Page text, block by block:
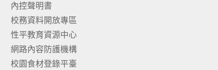
內控聲明書
校務資料開放專區
性平教育資源中心
網路內容防護機構
校園食材登錄平臺